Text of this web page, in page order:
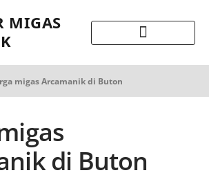
MIGAS
migas Arcamanik di Buton
di Buton